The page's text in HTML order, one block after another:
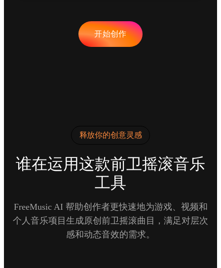
开始创作
释放你的创意灵感
谁在运用这款前卫摇滚音乐
工具
FreeMusic AI 帮助创作者更快速地为游戏、视频和
个人音乐项目生成原创前卫摇滚曲目，满足对层次
感和动态音效的需求。